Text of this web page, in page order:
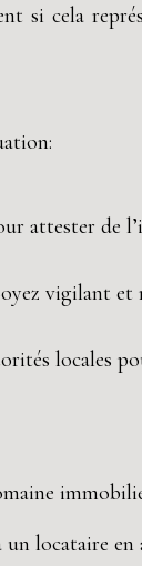
si cela
attester de
vigilant et
locales
locataire